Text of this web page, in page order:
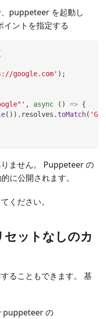
puppeteer を起動し
ントを指定する
google.com' ) ;
, async ( ) => {
( ) ) . resolves . toMatch(
ません。 Puppeteer の
に公開されます。
ください。
ットなしのカ
ることもできます。 基
puppeteer の